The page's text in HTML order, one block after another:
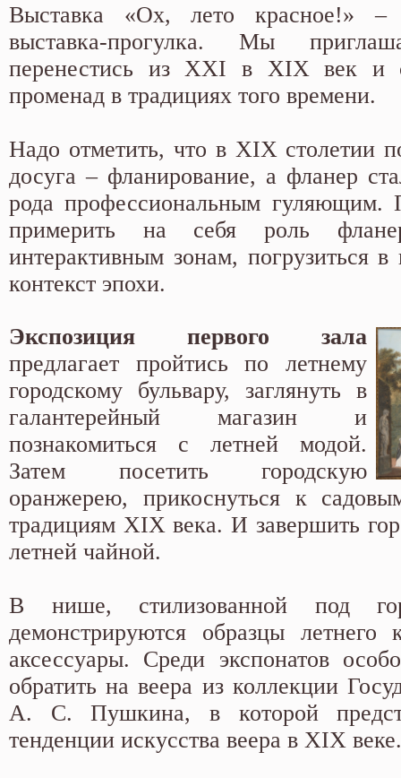
Выставка «Ох, лето красное!» –
выставка-прогулка. Мы
перенестись из XXI в XIX век и
променад в традициях того времени.
Надо отметить, что в XIX столетии
досуга – фланирование, а фланер
рода профессиональным гуляющим.
примерить на себя роль
интерактивным зонам, погрузиться в
контекст эпохи.
Экспозиция первого зала
предлагает пройтись по летнему
городскому бульвару, заглянуть в
галантерейный магазин и
познакомиться с летней модой.
Затем посетить городскую
оранжерею, прикоснуться к
традициям XIX века. И завершить
летней чайной.
В нише, стилизованной под
демонстрируются образцы
аксессуары. Среди экспонатов
обратить на веера из коллекции
А. С. Пушкина, в которой
тенденции искусства веера в XIX веке.